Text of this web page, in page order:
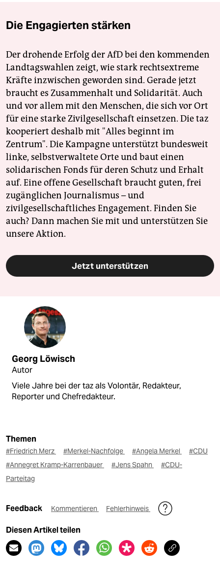
Die Engagierten stärken
Der drohende Erfolg der AfD bei den kommenden
Landtagswahlen zeigt, wie stark rechtsextreme
Kräfte inzwischen geworden sind. Gerade jetzt
braucht es Zusammenhalt und Solidarität. Auch
und vor allem mit den Menschen, die sich vor Ort
für eine starke Zivilgesellschaft einsetzen. Die taz
kooperiert deshalb mit "Alles beginnt im
Zentrum". Die Kampagne unterstützt bundesweit
linke, selbstverwaltete Orte und baut einen
solidarischen Fonds für deren Schutz und Erhalt
auf. Eine offene Gesellschaft braucht guten, frei
zugänglichen Journalismus – und
zivilgesellschaftliches Engagement. Finden Sie
auch? Dann machen Sie mit und unterstützen Sie
unsere Aktion.
Jetzt unterstützen
Georg Löwisch
Autor
Viele Jahre bei der taz als Volontär, Redakteur,
Reporter und Chefredakteur.
Themen
#Friedrich Merz #Merkel-Nachfolge #Angela Merkel
#CDU
#Annegret Kramp-Karrenbauer
#Jens Spahn
#CDU-
Parteitag
Feedback Kommentieren Fehlerhinweis
Diesen Artikel teilen